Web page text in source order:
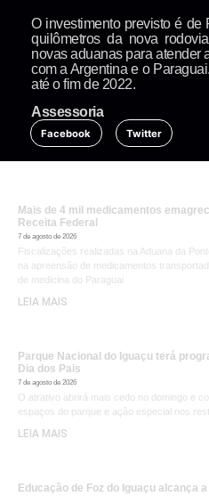
O investimento previsto é
quilômetros da nova
novas aduanas para atender
com a Argentina e o
até o fim de 2022.
Assessoria
Facebook Twitter
Mais de 4 mil medicamentos
Receita Federal
7 de agosto de 2026
Fiscalizações realizadas na Aduana da
na apreensão de medicamentos
de medicina do Paraguai
LEIA MAIS
Parque Nacional do Iguaçu terá
Dia dos Pais
7 de agosto de 2026
O atrativo abrirá mais cedo no domingo e
espaços do parque e ação especial nos
LEIA MAIS
Educação de Foz do Iguaçu alcança